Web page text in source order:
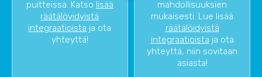
puitteissa. Katso lisää
räätälöyidyistä
integraatioista ja ota
yhteyttä!
mahdollisuuksien
mukaisesti. Lue lisää
räätälöidyistä
integraatioista ja ota
yhteyttä, niin sovitaan
asiasta!